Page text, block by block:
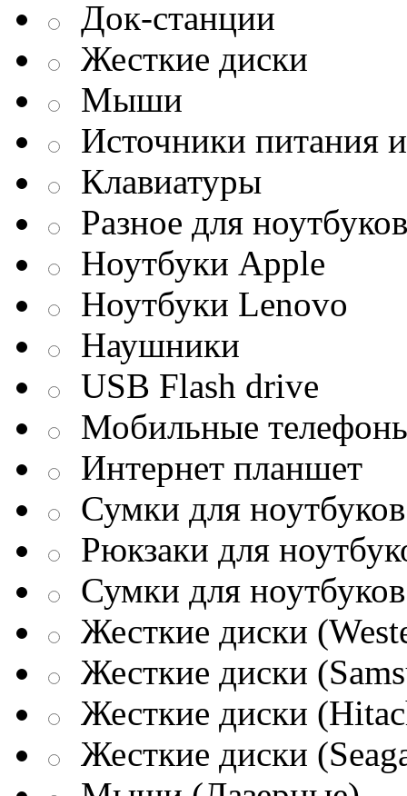
Док-станции
Жесткие диски
Мыши
Источники питания
Клавиатуры
Разное для ноутбуков
Ноутбуки Apple
Ноутбуки Lenovo
Наушники
USB Flash drive
Мобильные
Интернет планшет
Сумки для
Рюкзаки для
Сумки для
Жесткие диски
Жесткие диски
Жесткие диски
Жесткие диски